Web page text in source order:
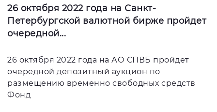
26 октября 2022 года на Санкт-
Петербургской валютной бирже пройдет
очередной...
26 октября 2022 года на АО СПВБ пройдет
очередной депозитный аукцион по
размещению временно свободных средств
Фонд